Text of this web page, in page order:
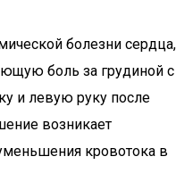
болезни сердца,
боль за грудиной с
и левую руку после
возникает
кровотока в